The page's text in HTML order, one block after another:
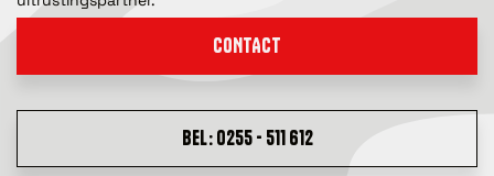
CONTACT
BEL: 0255 - 511 612